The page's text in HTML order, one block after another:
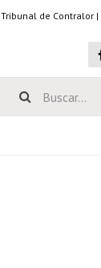
Tribunal de Contralor |